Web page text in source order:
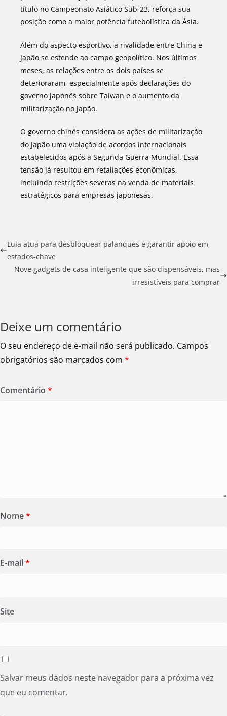
título no Campeonato Asiático Sub-23, reforça sua
posição como a maior potência futebolística da Ásia.
Além do aspecto esportivo, a rivalidade entre China e
Japão se estende ao campo geopolítico. Nos últimos
meses, as relações entre os dois países se
deterioraram, especialmente após declarações do
governo japonês sobre Taiwan e o aumento da
militarização no Japão.
O governo chinês considera as ações de militarização
do Japão uma violação de acordos internacionais
estabelecidos após a Segunda Guerra Mundial. Essa
tensão já resultou em retaliações econômicas,
incluindo restrições severas na venda de materiais
estratégicos para empresas japonesas.
Lula atua para desbloquear palanques e garantir apoio em
estados-chave
Nove gadgets de casa inteligente que são dispensáveis, mas
irresistíveis para comprar
Deixe um comentário
O seu endereço de e-mail não será publicado. Campos
obrigatórios são marcados com *
Comentário *
Nome*
E-mail*
Site
Salvar meus dados neste navegador para a próxima vez
que eu comentar.